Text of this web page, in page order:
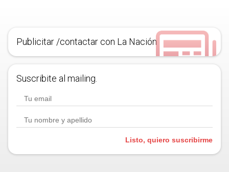
Publicitar /contactar con La Nación
Suscribite al mailing.
Listo, quiero suscribirme